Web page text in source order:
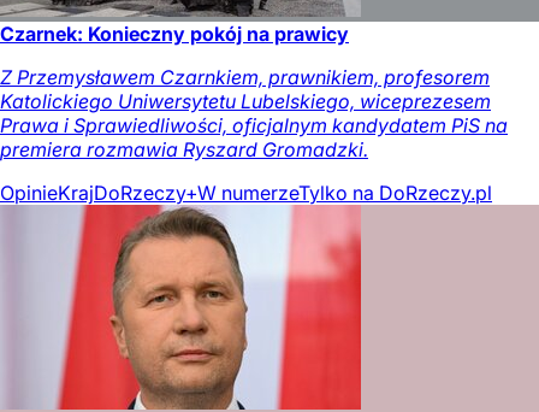
Czarnek: Konieczny pokój na prawicy
Z Przemysławem Czarnkiem, prawnikiem, profesorem
Katolickiego Uniwersytetu Lubelskiego, wiceprezesem
Prawa i Sprawiedliwości, oficjalnym kandydatem PiS na
premiera rozmawia Ryszard Gromadzki.
OpinieKrajDoRzeczy+W numerzeTylko na DoRzeczy.pl